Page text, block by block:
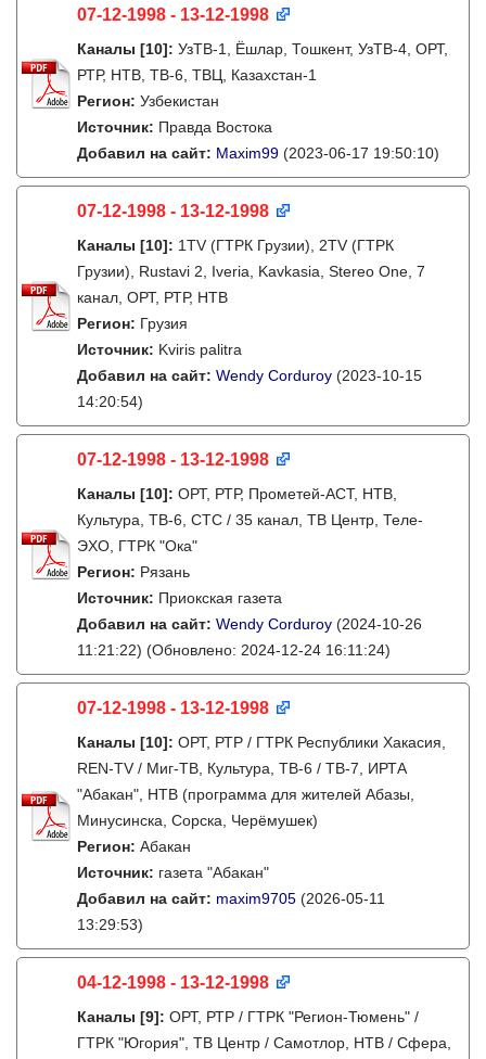
07-12-1998 - 13-12-1998
Каналы [10]: УзТВ-1, Ëшлар, Тошкент, УзТВ-4, ОРТ,
РТР, НТВ, ТВ-6, ТВЦ, Казахстан-1
Регион: Узбекистан
Источник: Правда Востока
Добавил на сайт: Maxim99 (2023-06-17 19:50:10)
07-12-1998 - 13-12-1998
Каналы [10]: 1TV (ГТРК Грузии), 2TV (ГТРК
Грузии), Rustavi 2, Iveria, Kavkasia, Stereo One, 7
канал, ОРТ, РТР, НТВ
Регион: Грузия
Источник: Kviris palitra
Добавил на сайт: Wendy Corduroy (2023-10-15
14:20:54)
07-12-1998 - 13-12-1998
Каналы [10]: ОРТ, РТР, Прометей-АСТ, НТВ,
Культура, ТВ-6, СТС / 35 канал, ТВ Центр, Теле-
ЭХО, ГТРК "Ока"
Регион: Рязань
Источник: Приокская газета
Добавил на сайт: Wendy Corduroy (2024-10-26
11:21:22) (Обновлено: 2024-12-24 16:11:24)
07-12-1998 - 13-12-1998
Каналы [10]: ОРТ, РТР / ГТРК Республики Хакасия,
REN-TV / Миг-ТВ, Культура, ТВ-6 / ТВ-7, ИРТА
"Абакан", НТВ (программа для жителей Абазы,
Минусинска, Сорска, Черёмушек)
Регион: Абакан
Источник: газета "Абакан"
Добавил на сайт: maxim9705 (2026-05-11
13:29:53)
04-12-1998 - 13-12-1998
Каналы [9]: ОРТ, РТР / ГТРК "Регион-Тюмень" /
ГТРК "Югория", ТВ Центр / Самотлор, НТВ / Сфера,